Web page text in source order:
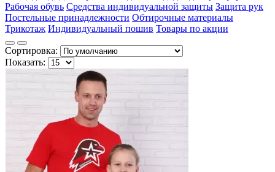
Рабочая обувь Средства индивидуальной защиты Защита рук
Постельные принадлежности Обтирочные материалы
Трикотаж Индивидуальный пошив Товары по акции
Сортировка:
Показать: